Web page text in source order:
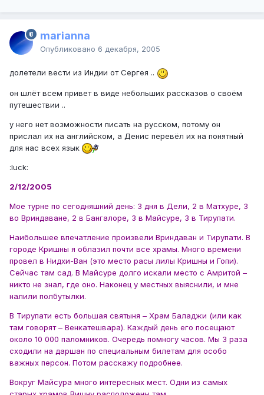
marianna
Опубликовано 6 декабря, 2005
долетели вести из Индии от Сергея ..
он шлёт всем привет в виде небольших рассказов о своём
путешествии ..
у него нет возможности писать на русском, потому он
прислал их на английском, а Денис перевёл их на понятный
для нас всех язык
:luck:
2/12/2005
Мое турне по сегодняшний день: 3 дня в Дели, 2 в Матхуре, 3
во Вриндаване, 2 в Бангалоре, 3 в Майсуре, 3 в Тирупати.
Наибольшее впечатление произвели Вриндаван и Тирупати. В
городе Кришны я облазил почти все храмы. Много времени
провел в Нидхи-Ван (это место расы лилы Кришны и Гопи).
Сейчас там сад. В Майсуре долго искали место с Амритой –
никто не знал, где оно. Наконец у местных выяснили, и мне
налили полбутылки.
В Тирупати есть большая святыня – Храм Баладжи (или как
там говорят – Венкатешвара). Каждый день его посещают
около 10 000 паломников. Очередь помногу часов. Мы 3 раза
сходили на даршан по специальным билетам для особо
важных персон. Потом расскажу подробнее.
Вокруг Майсура много интересных мест. Одни из самых